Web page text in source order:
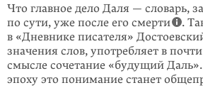
Что главное дело Даля — словарь,
по сути, уже после его смерти
.
в «Дневнике писателя»
значения слов, употребляет в
смысле сочетание «будущий
эпоху это понимание станет